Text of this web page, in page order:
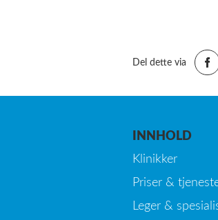
Del dette via
INNHOLD
Klinikker
Priser &
Leger &